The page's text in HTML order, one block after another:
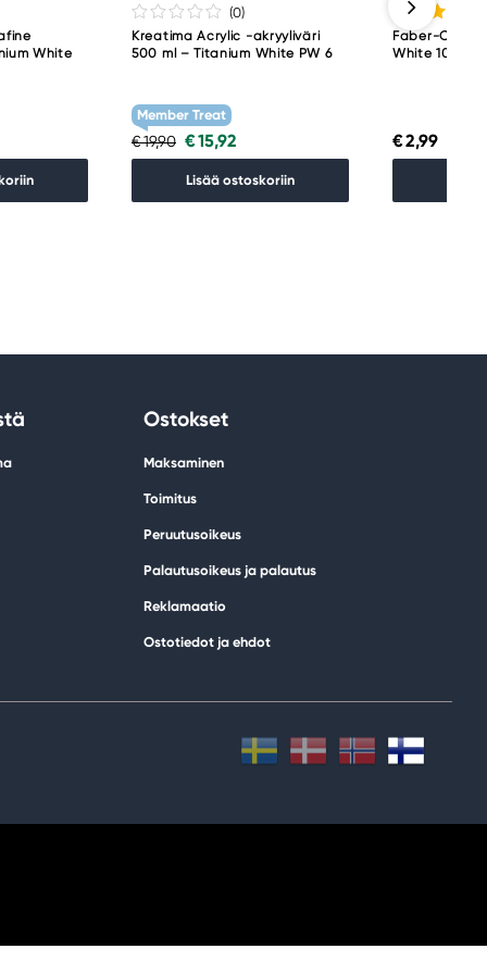
White
(0)
Kreatima Acrylic -akryyliväri
500 ml – Titanium White PW 6
Member Treat
€ 19,90 € 15,92
Lisää ostoskoriin
Faber-
White 101
€ 2,99
Ostokset
Maksaminen
Toimitus
Peruutusoikeus
Palautusoikeus ja palautus
Reklamaatio
Ostotiedot ja ehdot